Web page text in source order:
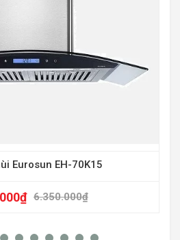
Eurosun EH-70K15
6.350.000₫
₫